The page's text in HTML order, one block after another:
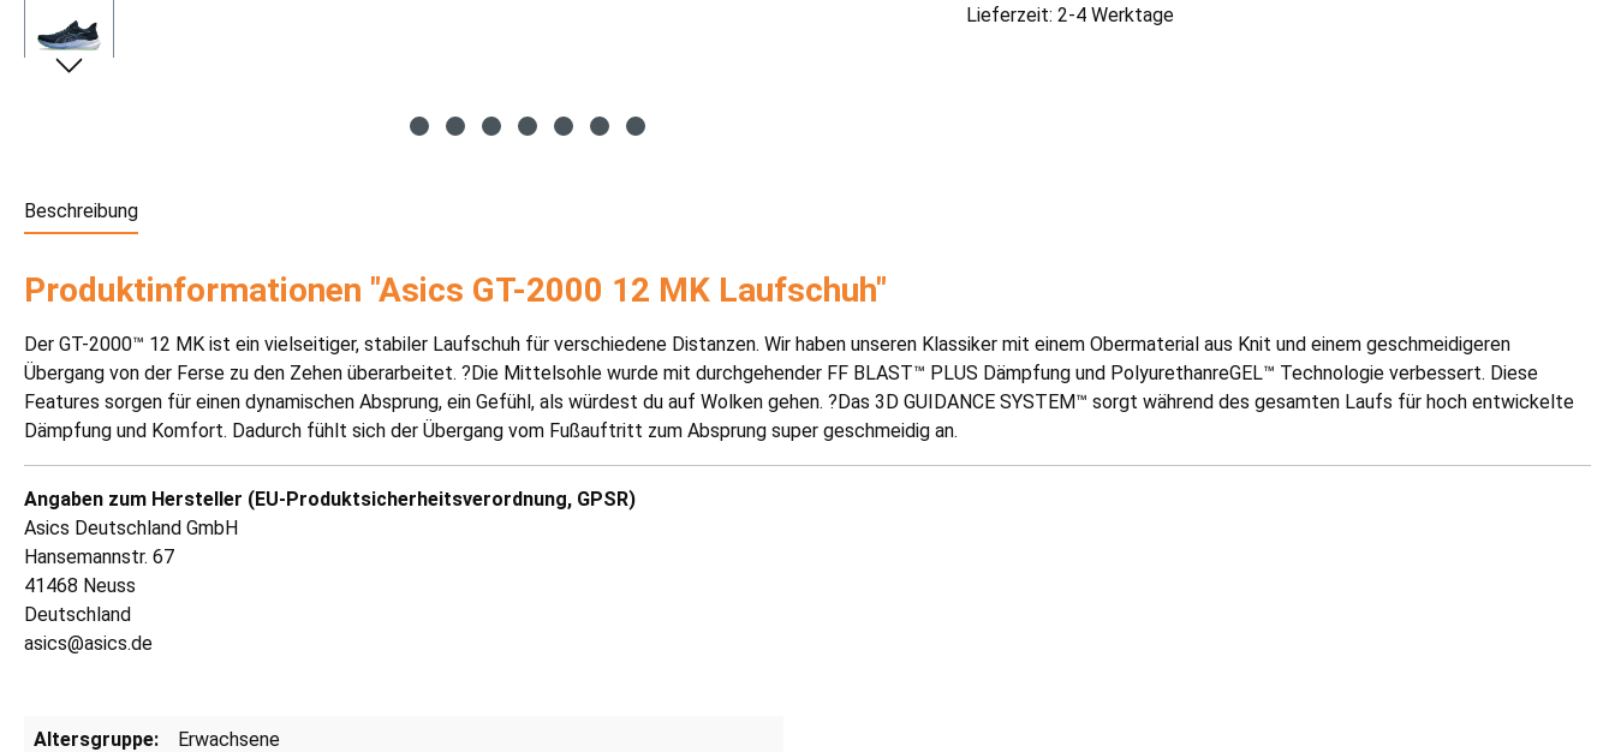
Lieferzeit: 2-4 Werktage
Beschreibung
Produktinformationen "Asics GT-2000 12 MK Laufschuh"
Der GT-2000™ 12 MK ist ein vielseitiger, stabiler Laufschuh für verschiedene Distanzen. Wir haben unseren Klassiker mit einem Obermaterial aus Knit und einem geschmeidigeren
Übergang von der Ferse zu den Zehen überarbeitet. ?Die Mittelsohle wurde mit durchgehender FF BLAST™ PLUS Dämpfung und PolyurethanreGEL™ Technologie verbessert. Diese
Features sorgen für einen dynamischen Absprung, ein Gefühl, als würdest du auf Wolken gehen. ?Das 3D GUIDANCE SYSTEM™ sorgt während des gesamten Laufs für hoch entwickelte
Dämpfung und Komfort. Dadurch fühlt sich der Übergang vom Fußauftritt zum Absprung super geschmeidig an.
Angaben zum Hersteller (EU-Produktsicherheitsverordnung, GPSR)
Asics Deutschland GmbH
Hansemannstr. 67
41468 Neuss
Deutschland
asics@asics.de
Altersgruppe: Erwachsene